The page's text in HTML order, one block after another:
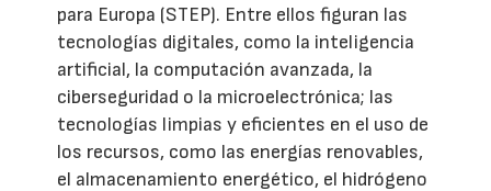
para Europa (STEP). Entre ellos figuran las
tecnologías digitales, como la inteligencia
artificial, la computación avanzada, la
ciberseguridad o la microelectrónica; las
tecnologías limpias y eficientes en el uso de
los recursos, como las energías renovables,
el almacenamiento energético, el hidrógeno